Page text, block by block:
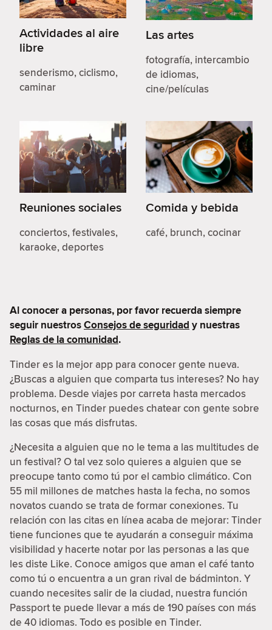
Actividades al aire
libre
senderismo, ciclismo,
caminar
Las artes
fotografía, intercambio
de idiomas,
cine/películas
Reuniones sociales
conciertos, festivales,
karaoke, deportes
Comida y bebida
café, brunch, cocinar
Al conocer a personas, por favor recuerda siempre
seguir nuestrosConsejos de seguridad y nuestras
Reglas de la comunidad.
Tinder es la mejor app para conocer gente nueva.
¿Buscas a alguien que comparta tus intereses? No hay
problema. Desde viajes por carreta hasta mercados
nocturnos, en Tinder puedes chatear con gente sobre
las cosas que más disfrutas.
¿Necesita a alguien que no le tema a las multitudes de
un festival? O tal vez solo quieres a alguien que se
preocupe tanto como tú por el cambio climático. Con
55 mil millones de matches hasta la fecha, no somos
novatos cuando se trata de formar conexiones. Tu
relación con las citas en línea acaba de mejorar: Tinder
tiene funciones que te ayudarán a conseguir máxima
visibilidad y hacerte notar por las personas a las que
les diste Like. Conoce amigos que aman el café tanto
como tú o encuentra a un gran rival de bádminton. Y
cuando necesites salir de la ciudad, nuestra función
Passport te puede llevar a más de 190 países con más
de 40 idiomas. Todo es posible en Tinder.